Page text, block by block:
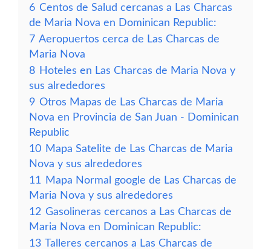
6 Centos de Salud cercanas a Las Charcas
de Maria Nova en Dominican Republic:
7 Aeropuertos cerca de Las Charcas de
Maria Nova
8 Hoteles en Las Charcas de Maria Nova y
sus alrededores
9 Otros Mapas de Las Charcas de Maria
Nova en Provincia de San Juan - Dominican
Republic
10 Mapa Satelite de Las Charcas de Maria
Nova y sus alrededores
11
Mapa Normal google de Las Charcas de
Maria Nova y sus alrededores
12 Gasolineras cercanos a Las Charcas de
Maria Nova en Dominican Republic:
13 Talleres cercanos a Las Charcas de